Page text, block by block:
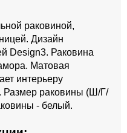
раковиной,
Дизайн
Design3. Раковина
Матовая
интерьеру
раковины (Ш/Г/
- белый.